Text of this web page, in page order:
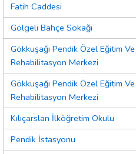
Fatih Caddesi
Gölgeli Bahçe Sokağı
Gökkuşağı Pendik Özel Eğitim Ve
Rehabilitasyon Merkezi
Gökkuşağı Pendik Özel Eğitim Ve
Rehabilitasyon Merkezi
Kılıçarslan İlköğretim Okulu
Pendik İstasyonu